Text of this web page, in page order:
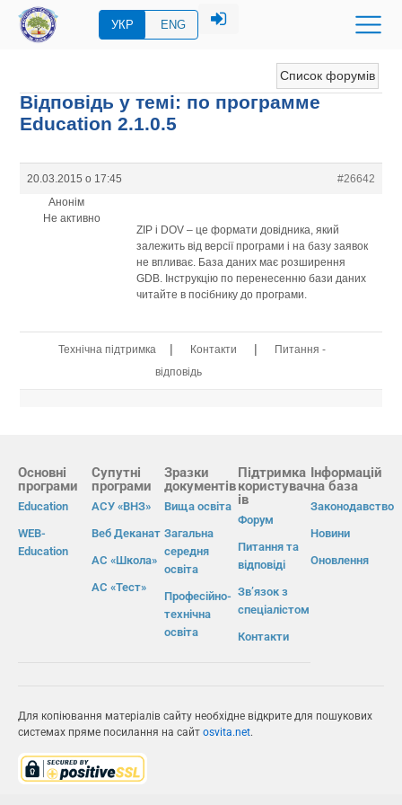
УКР ENG
Список форумів
Відповідь у темі: по программе
Education 2.1.0.5
20.03.2015 о 17:45
#26642
Анонім
Не активно
ZIP і DOV – це формати довідника, який
залежить від версії програми і на базу заявок
не впливає. База даних має розширення
GDB. Інструкцію по перенесенню бази даних
читайте в посібнику до програми.
Технічна підтримка | Контакти |
Питання -
відповідь
Основні
програми
Education
WEB-
Education
Супутні
програми
АСУ «ВНЗ»
Веб Деканат
АС «Школа»
АС «Тест»
Зразки
документів
Вища освіта
Загальна
середня
освіта
Професійно-
технічна
освіта
Підтримка
користувач
ів
Форум
Питання та
відповіді
Зв’язок з
спеціалістом
Контакти
Інформацій
на база
Законодавство
Новини
Оновлення
Для копіювання матеріалів сайту необхідне відкрите для пошукових
системах пряме посилання на сайт osvita.net.